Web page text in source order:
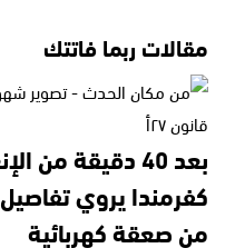
مقالات ربما فاتتك
بعد 40 دقيقة
كفرمندا يروي
من صعقة كهربائية